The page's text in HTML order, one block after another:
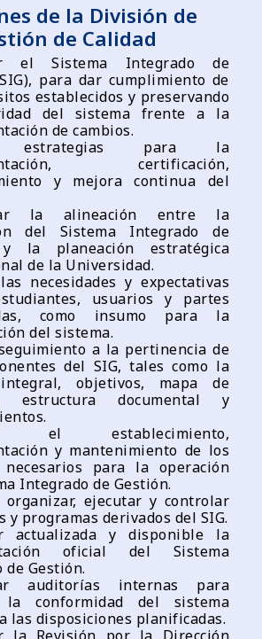
de la División de
de Calidad
el Sistema Integrado de
para dar cumplimiento de
establecidos y preservando
del sistema frente a la
de cambios.
estrategias para la
certificación,
y mejora continua del
la alineación entre la
del Sistema Integrado de
la planeación estratégica
de la Universidad.
necesidades y expectativas
usuarios y partes
como insumo para la
del sistema.
a la pertinencia de
del SIG, tales como la
objetivos, mapa de
estructura documental y
el establecimiento,
y mantenimiento de los
necesarios para la operación
Integrado de Gestión.
organizar, ejecutar y controlar
y programas derivados del SIG.
actualizada y disponible la
oficial del Sistema
Gestión.
auditorías internas para
la conformidad del sistema
las disposiciones planificadas.